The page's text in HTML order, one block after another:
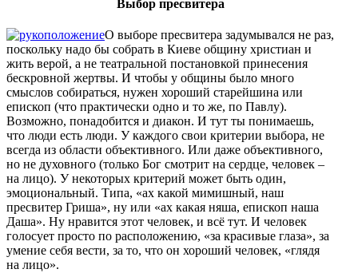
Выбор пресвитера
О выборе пресвитера задумывался не раз,
поскольку надо бы собрать в Киеве общину христиан и
жить верой, а не театральной постановкой принесения
бескровной жертвы. И чтобы у общины было много
смыслов собираться, нужен хороший старейшина или
епископ (что практически одно и то же, по Павлу).
Возможно, понадобится и диакон. И тут ты понимаешь,
что люди есть люди. У каждого свои критерии выбора, не
всегда из области объективного. Или даже объективного,
но не духовного (только Бог смотрит на сердце, человек –
на лицо). У некоторых критерий может быть один,
эмоциональный. Типа, «ах какой мимишный, наш
пресвитер Гриша», ну или «ах какая няша, епископ наша
Даша». Ну нравится этот человек, и всё тут. И человек
голосует просто по расположению, «за красивые глаза», за
умение себя вести, за то, что он хороший человек, «глядя
на лицо».